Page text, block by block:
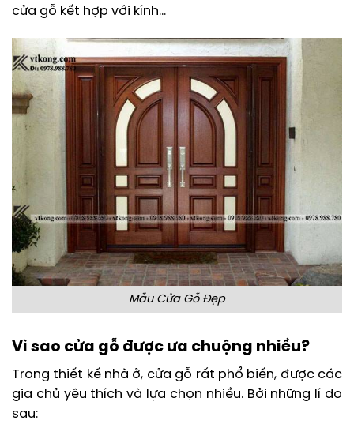
cửa gỗ kết hợp với kính…
Mẫu Cửa Gỗ Đẹp
Vì sao cửa gỗ được ưa chuộng nhiều?
Trong thiết kế nhà ở, cửa gỗ rất phổ biến, được các
gia chủ yêu thích và lựa chọn nhiều. Bởi những lí do
sau: